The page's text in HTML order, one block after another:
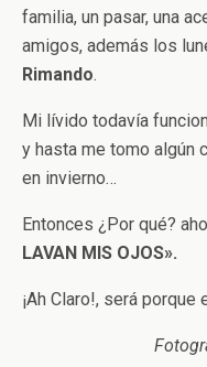
familia, un pasar, una
amigos, además los
Rimando.
Mi lívido todavía
y hasta me tomo algún
en invierno…
Entonces ¿Por qué?
LAVAN MIS OJOS».
¡Ah Claro!, será